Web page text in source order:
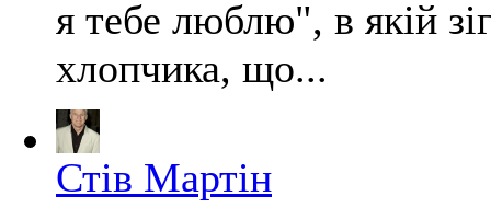
я тебе люблю", в якій
хлопчика, що...
Стів Мартін